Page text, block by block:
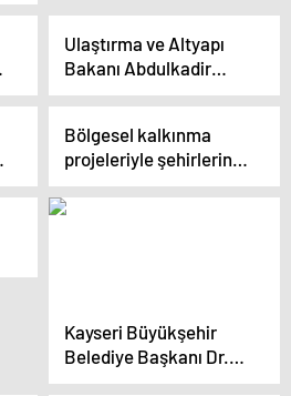
Ulaştırma ve Altyapı
Bakanı Abdulkadir
Uraloğlu, Filyos
çalışmalara ilişkin
açıklamalarda bulundu
Bölgesel kalkınma
projeleriyle şehirlerin
cazibe merkezi haline
gelmesi hedefleniyor
Kayseri Büyükşehir
Belediye Başkanı Dr.
Memduh Büyükkılıç,